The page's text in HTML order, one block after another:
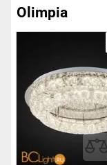
Olimpia